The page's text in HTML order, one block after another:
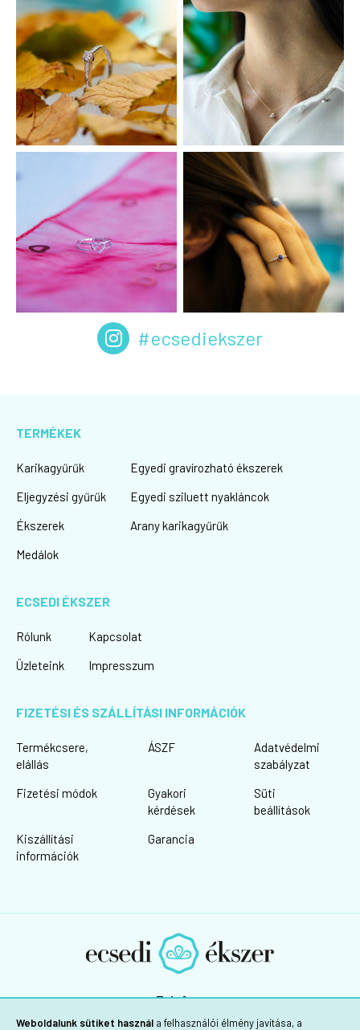
Weboldalunk sütiket használ a felhasználói élmény javítása, a
#ecsediekszer
TERMÉKEK
Karikagyűrűk
Eljegyzési gyűrűk
Ékszerek
Medálok
Egyedi gravírozható ékszerek
Egyedi sziluett nyakláncok
Arany karikagyűrűk
ECSEDI ÉKSZER
Rólunk
Üzleteink
Kapcsolat
Impresszum
FIZETÉSI ÉS SZÁLLÍTÁSI INFORMÁCIÓK
Termékcsere,
elállás
Fizetési módok
Kiszállítási
információk
ÁSZF
Gyakori
kérdések
Garancia
Adatvédelmi
szabályzat
Süti
beállítások
Telefon:
+36 30/725-1160